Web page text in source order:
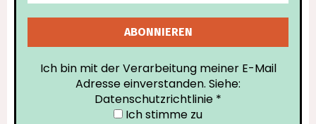
Ich bin mit der Verarbeitung meiner E-Mail
Adresse einverstanden. Siehe:
Datenschutzrichtlinie *
Ich stimme zu